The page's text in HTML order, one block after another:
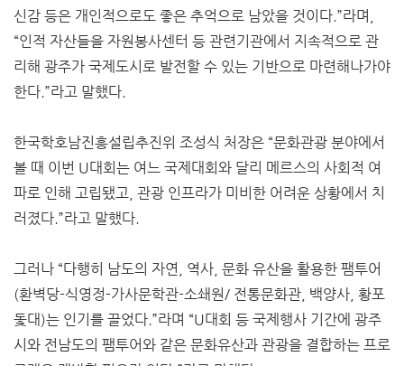
신감 등은 개인적으로도 좋은 추억으로 남았을 것이다.”라며,
“인적 자산들을 자원봉사센터 등 관련기관에서 지속적으로 관
리해 광주가 국제도시로 발전할 수 있는 기반으로 마련해나가야
한다.”라고 말했다.
한국학호남진흥설립추진위 조성식 처장은 “문화관광 분야에서
볼 때 이번 U대회는 여느 국제대회와 달리 메르스의 사회적 여
파로 인해 고립됐고, 관광 인프라가 미비한 어려운 상황에서 치
러졌다.”라고 말했다.
그러나 “다행히 남도의 자연, 역사, 문화 유산을 활용한 팸투어
(환벽당-식영정-가사문학관-소쇄원/ 전통문화관, 백양사, 황포
돛대)는 인기를 끌었다.”라며 “U대회 등 국제행사 기간에 광주
시와 전남도의 팸투어와 같은 문화유산과 관광을 결합하는 프로